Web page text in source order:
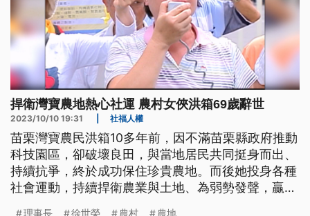
捍衛灣寶農地熱心社運 農村女俠洪箱69歲辭世
2023/10/10 19:31 社福人權
苗栗灣寶農民洪箱10多年前，因不滿苗栗縣政府推動
科技園區，卻破壞良田，與當地居民共同挺身而出、
持續抗爭，終於成功保住珍貴農地。而後她投身各種
社會運動，持續捍衛農業與土地、為弱勢發聲，贏得
理事長 徐世榮 農村 農地